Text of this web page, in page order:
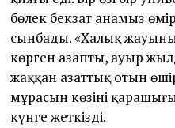
бөлек бекзат анамыз
сынбады. «Халық
көрген азапты, ауыр
жаққан азаттық отын
мұрасын көзінің
күнге жеткізді.